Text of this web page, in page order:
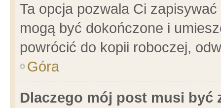
Ta opcja pozwala Ci
mogą być dokończone i
powrócić do kopii roboczej,
Góra
Dlaczego mój post musi być